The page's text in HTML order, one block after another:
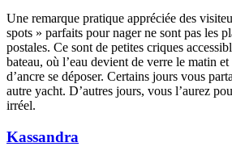
Une remarque pratique appréciée des
spots » parfaits pour nager ne sont pas les
postales. Ce sont de petites criques
bateau, où l’eau devient de verre le matin
d’ancre se déposer. Certains jours vous
autre yacht. D’autres jours, vous l’aurez
irréel.
Kassandra